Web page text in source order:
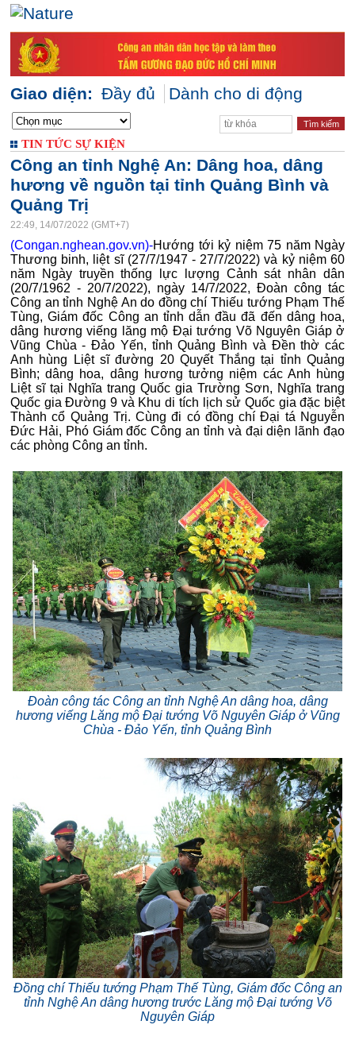
Giao diện: Đầy đủ Dành cho di động
TIN TỨC SỰ KIỆN
Công an tỉnh Nghệ An: Dâng hoa, dâng
hương về nguồn tại tỉnh Quảng Bình và
Quảng Trị
22:49, 14/07/2022 (GMT+7)
(Congan.nghean.gov.vn)-Hướng tới kỷ niệm 75 năm Ngày
Thương binh, liệt sĩ (27/7/1947 - 27/7/2022) và kỷ niệm 60
năm Ngày truyền thống lực lượng Cảnh sát nhân dân
(20/7/1962 - 20/7/2022), ngày 14/7/2022, Đoàn công tác
Công an tỉnh Nghệ An do đồng chí Thiếu tướng Phạm Thế
Tùng, Giám đốc Công an tỉnh dẫn đầu đã đến dâng hoa,
dâng hương viếng lăng mộ Đại tướng Võ Nguyên Giáp ở
Vũng Chùa - Đảo Yến, tỉnh Quảng Bình và Đền thờ các
Anh hùng Liệt sĩ đường 20 Quyết Thắng tại tỉnh Quảng
Bình; dâng hoa, dâng hương tưởng niệm các Anh hùng
Liệt sĩ tại Nghĩa trang Quốc gia Trường Sơn, Nghĩa trang
Quốc gia Đường 9 và Khu di tích lịch sử Quốc gia đặc biệt
Thành cổ Quảng Trị. Cùng đi có đồng chí Đại tá Nguyễn
Đức Hải, Phó Giám đốc Công an tỉnh và đại diện lãnh đạo
các phòng Công an tỉnh.
Đoàn công tác Công an tỉnh Nghệ An dâng hoa, dâng
hương viếng Lăng mộ Đại tướng Võ Nguyên Giáp ở Vũng
Chùa - Đảo Yến, tỉnh Quảng Bình
Đồng chí Thiếu tướng Phạm Thế Tùng, Giám đốc Công an
tỉnh Nghệ An dâng hương trước Lăng mộ Đại tướng Võ
Nguyên Giáp